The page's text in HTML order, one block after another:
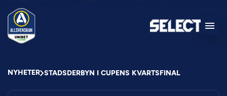
NYHETER STADSDERBYN I CUPENS KVARTSFINAL